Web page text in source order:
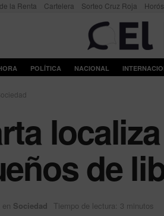
la Renta Cartelera Sorteo Cruz Roja
POLÍTICA NACIONAL
de
en Sociedad Tiempo de lectura: 3 minutos